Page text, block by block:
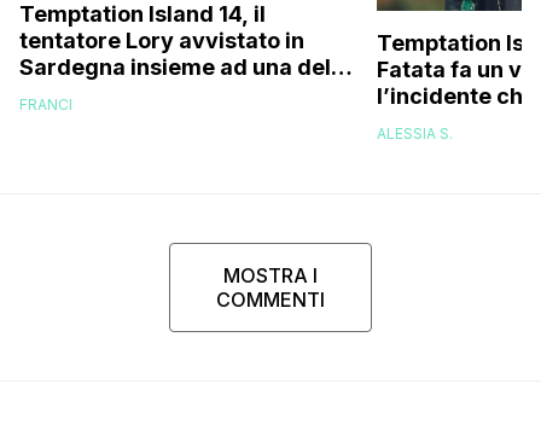
Temptation Island 14, il
tentatore Lory avvistato in
Sardegna insieme ad una delle
fidanzate (e no, non è Sabrina)
FRANCI
Temptation
Fatata fa un
l’incidente
delle cicatrici
ALESSIA S.
MOSTRA I
COMMENTI